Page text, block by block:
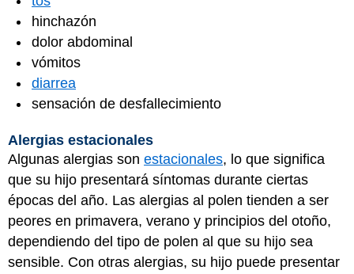
hinchazón
dolor abdominal
vómitos
diarrea
sensación de desfallecimiento
Alergias estacionales
Algunas alergias son estacionales, lo que significa
que su hijo presentará síntomas durante ciertas
épocas del año. Las alergias al polen tienden a ser
peores en primavera, verano y principios del otoño,
dependiendo del tipo de polen al que su hijo sea
sensible. Con otras alergias, su hijo puede presentar